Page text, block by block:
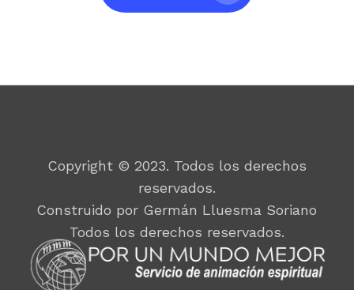
Copyright © 2023. Todos los derechos
reservados.
Construido por Germán Lluesma Soriano
Todos los derechos reservados.